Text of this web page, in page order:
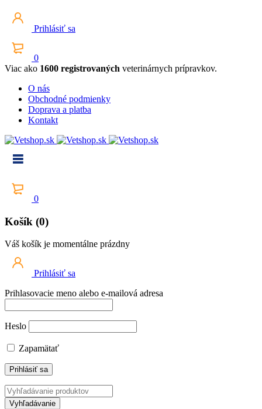
Prihlásiť sa
0
Viac ako 1600 registrovaných veterinárnych prípravkov.
O nás
Obchodné podmienky
Doprava a platba
Kontakt
0
Košík (0)
Váš košík je momentálne prázdny
Prihlásiť sa
Prihlasovacie meno alebo e-mailová adresa
Heslo
Zapamätať